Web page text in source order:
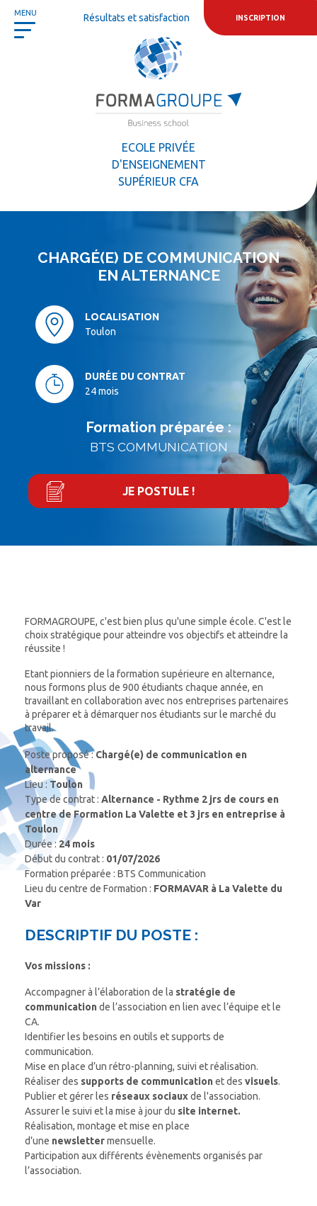
MENU Résultats et satisfaction INSCRIPTION
ECOLE PRIVÉE
D'ENSEIGNEMENT
SUPÉRIEUR CFA
CHARGÉ(E) DE COMMUNICATION
EN ALTERNANCE
LOCALISATION
Toulon
DURÉE DU CONTRAT
24 mois
Formation préparée :
BTS COMMUNICATION
JE POSTULE !
FORMAGROUPE, c'est bien plus qu'une simple école. C'est le
choix stratégique pour atteindre vos objectifs et atteindre la
réussite !
Etant pionniers de la formation supérieure en alternance,
nous formons plus de 900 étudiants chaque année, en
travaillant en collaboration avec nos entreprises partenaires
à préparer et à démarquer nos étudiants sur le marché du
travail.
Poste proposé :Chargé(e) de communication en
alternance
Lieu : Toulon
Type de contrat : Alternance - Rythme 2 jrs de cours en
centre de Formation La Valette et 3 jrs en entreprise à
Toulon
Durée : 24 mois
Début du contrat : 01/07/2026
Formation préparée : BTS Communication
Lieu du centre de Formation : FORMAVAR à La Valette du
Var
DESCRIPTIF DU POSTE :
Vos missions :
Accompagner à l’élaboration de la stratégie de
communication de l’association en lien avec l’équipe et le
CA.
Identifier les besoins en outils et supports de
communication.
Mise en place d’un rétro-planning, suivi et réalisation.
Réaliser des supports de communication et des visuels.
Publier et gérer les réseaux sociauxde l'association.
Assurer le suivi et la mise à jour du site internet.
Réalisation, montage et mise en place
d’une newslettermensuelle.
Participation aux différents évènements organisés par
l’association.